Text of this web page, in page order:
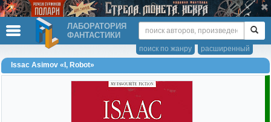
ЛАБОРАТОРИЯ
ФАНТАСТИКИ
расширенный
поиск по жанру
Issac Asimov «I, Robot»